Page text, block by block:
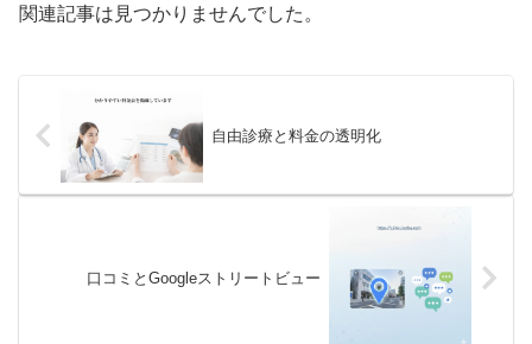
関連記事は見つかりませんでした。
自由診療と料金の透明化
口コミとGoogleストリートビュー